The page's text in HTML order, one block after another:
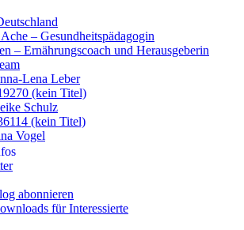
– Gesundheitspädagogin
– Ernährungscoach und Herausgeberin
Lena Leber
(kein Titel)
Schulz
(kein Titel)
Vogel
abonnieren
für Interessierte